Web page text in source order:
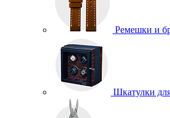
Ремешки и
Шкатулки